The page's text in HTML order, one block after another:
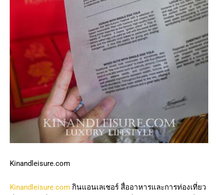
Kinandleisure.com
Kinandleisure.com กินแอนเลเชอร์ สื่ออาหารและการท่องเที่ยว